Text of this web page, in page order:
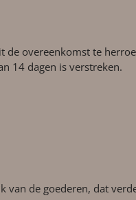
overeenkomst te
14 dagen is verstreken.
de goederen, dat